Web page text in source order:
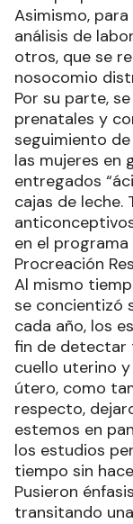
Asimismo,
análisis de
otros, que se
nosocomio
Por su parte,
prenatales y
seguimiento
las mujeres en
entregados
cajas de leche.
en el programa
Procreación
Al mismo
se concientizó
cada año, los
fin de detectar
cuello uterino
útero, como
respecto,
estemos en
los estudios
tiempo sin
Pusieron
transitando